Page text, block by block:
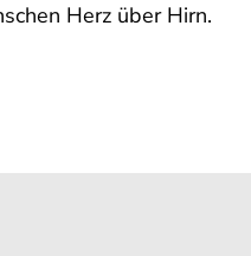
Herz über Hirn.